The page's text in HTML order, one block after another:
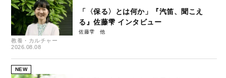
教養・カルチャー
2026.08.08
「〈保る〉とは何か」『汽笛、聞こえ
る』佐藤雫 インタビュー
佐藤雫
NEW